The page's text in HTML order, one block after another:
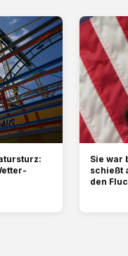
Sie war
schießt
den